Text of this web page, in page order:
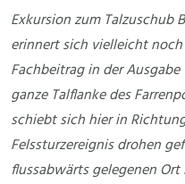
Exkursion zum Talzuschub
erinnert sich vielleicht
Fachbeitrag in der
ganze Talflanke des
schiebt sich hier in
Felssturzereignis drohen
flussabwärts gelegenen Ort